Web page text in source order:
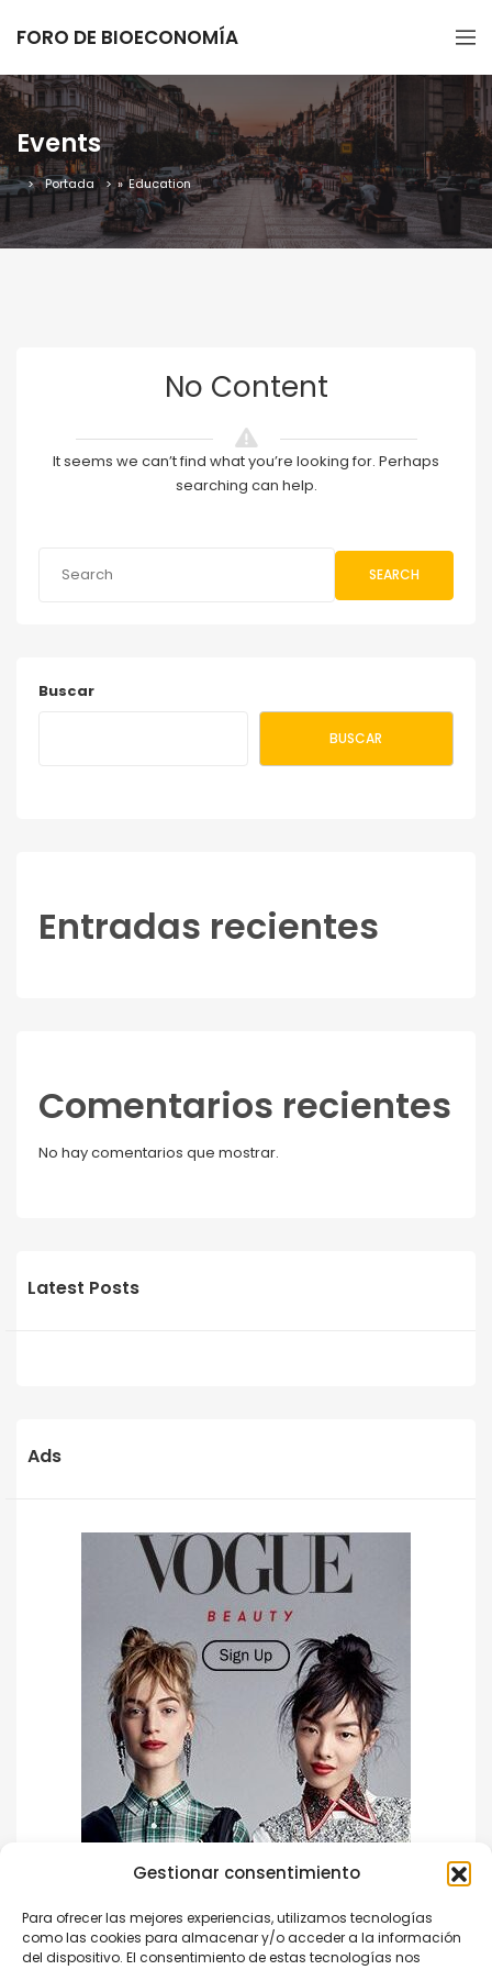
Gestionar consentimiento
Para ofrecer las mejores experiencias, utilizamos tecnologías
como las cookies para almacenar y/o acceder a la información
del dispositivo. El consentimiento de estas tecnologías nos
FORO DE BIOECONOMÍA
Events
Portada » Education
No Content
It seems we can’t find what you’re looking for. Perhaps
searching can help.
SEARCH
Buscar
BUSCAR
Entradas recientes
Comentarios recientes
No hay comentarios que mostrar.
Latest Posts
Ads